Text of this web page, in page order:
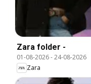
Zara folder -
01-08-2026-24-08-2026
Zara